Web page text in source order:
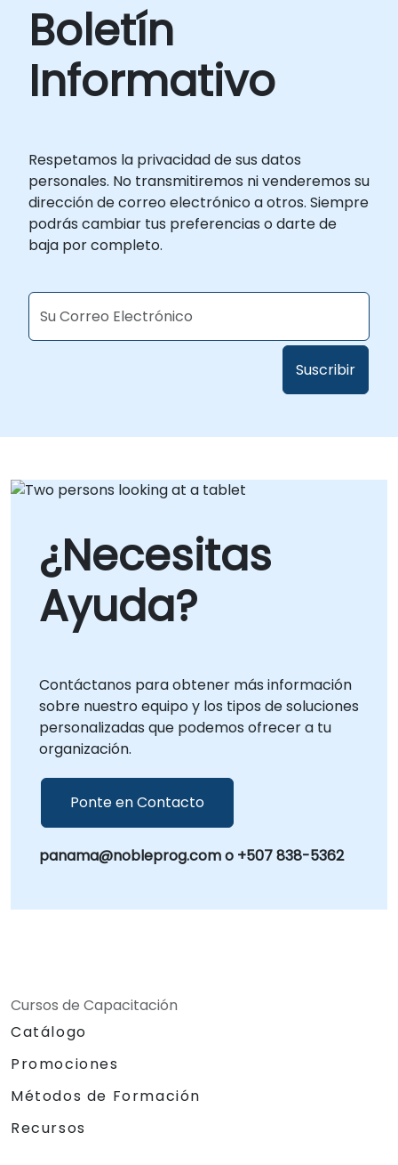
Boletín
Informativo
Respetamos la privacidad de sus datos
personales. No transmitiremos ni venderemos su
dirección de correo electrónico a otros. Siempre
podrás cambiar tus preferencias o darte de
baja por completo.
¿Necesitas
Ayuda?
Contáctanos para obtener más información
sobre nuestro equipo y los tipos de soluciones
personalizadas que podemos ofrecer a tu
organización.
Ponte en Contacto
panama@nobleprog.com o +507 838-5362
Cursos de Capacitación
Catálogo
Promociones
Métodos de Formación
Recursos